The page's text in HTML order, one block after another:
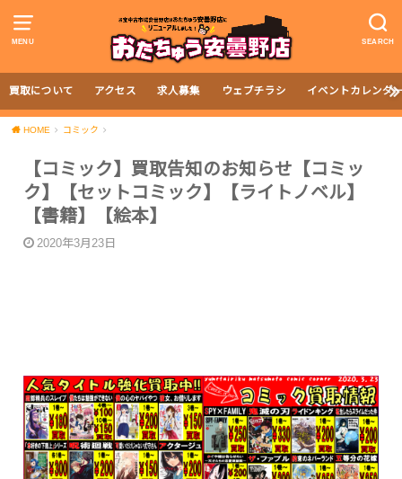
MENU SEARCH
買取について アクセス 求人募集 ウェブチラシ イベントカレンダ
HOME コミック
【コミック】買取告知のお知らせ【コミッ
ク】【セットコミック】【ライトノベル】
【書籍】【絵本】
2020年3月23日